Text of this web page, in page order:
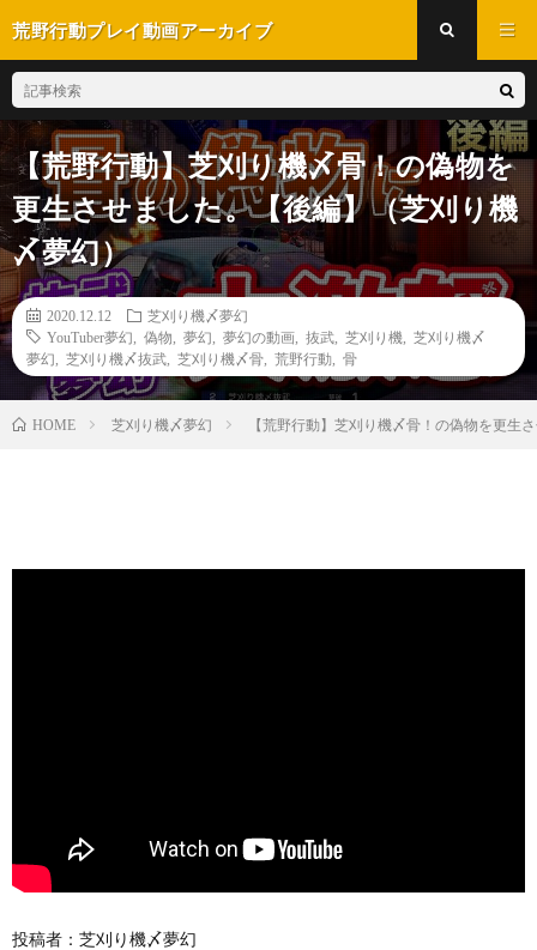
荒野行動プレイ動画アーカイブ
【荒野行動】芝刈り機〆骨！の偽物を
更生させました。【後編】（芝刈り機
〆夢幻）
2020.12.12
芝刈り機〆夢幻
YouTuber夢幻
偽物 夢幻 夢幻の動画 抜武 芝刈り機
芝刈り機〆
夢幻
芝刈り機〆抜武 芝刈り機〆骨 荒野行動 骨
HOME 芝刈り機〆夢幻 【荒野行動】芝刈り機〆骨！の偽物を更生
投稿者：芝刈り機〆夢幻